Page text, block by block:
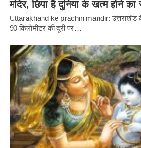
मंदिर, छिपा है दुनिया के खत्म होने का
Uttarakhand ke prachin mandir: उत्तराखंड
90 किलोमीटर की दूरी पर…